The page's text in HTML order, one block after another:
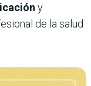
y
de la salud